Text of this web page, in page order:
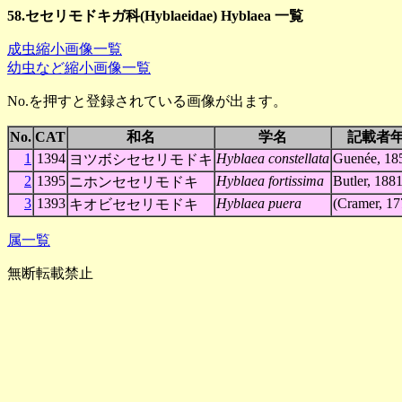
58.セセリモドキガ科(Hyblaeidae) Hyblaea 一覧
成虫縮小画像一覧
幼虫など縮小画像一覧
No.を押すと登録されている画像が出ます。
No. CAT 和名 学名
記載者
1 1394 ヨツボシセセリモドキ Hyblaea constellata Guenée,
2 1395 ニホンセセリモドキ Hyblaea fortissima Butler, 1881
3 1393 キオビセセリモドキ Hyblaea puera (Cramer,
属一覧
無断転載禁止